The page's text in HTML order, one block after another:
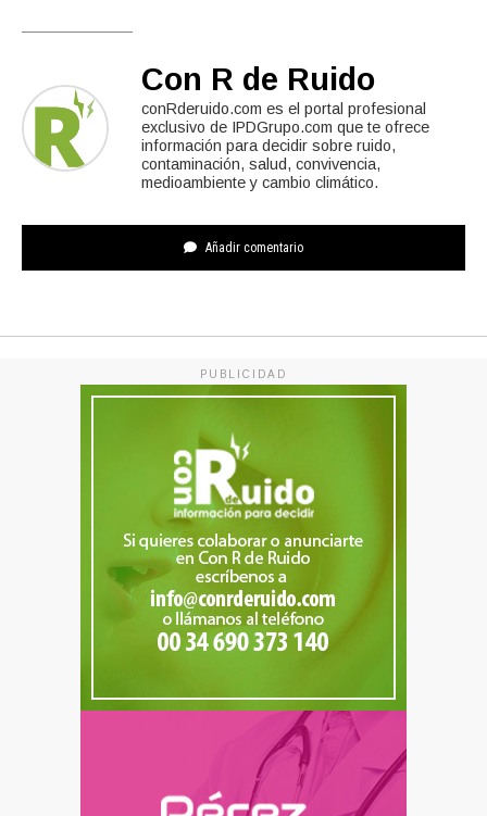
Con R de Ruido
conRderuido.com es el portal profesional
exclusivo de IPDGrupo.com que te ofrece
información para decidir sobre ruido,
contaminación, salud, convivencia,
medioambiente y cambio climático.
Añadir comentario
PUBLICIDAD